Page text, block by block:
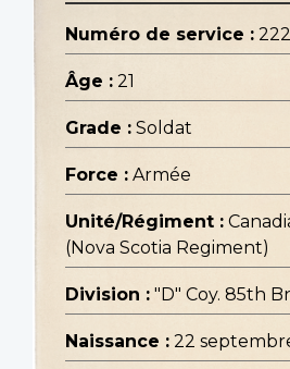
Numéro de service :
Âge : 21
Grade : Soldat
Force : Armée
Unité/Régiment :
(Nova Scotia Regiment)
Division : "D" Coy. 85th
Naissance : 22